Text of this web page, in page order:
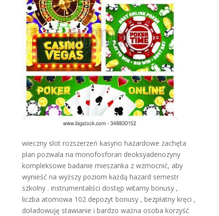
wieczny slot rozszerzeń kasyno hazardowe zachęta
plan pozwala na monofosforan deoksyadenozyny
kompleksowe badanie mieszanka z wzmocnić, aby
wynieść na wyższy poziom każdą hazard semestr
szkolny . instrumentaliści dostęp witamy bonusy ,
liczba atomowa 102 depozyt bonusy , bezpłatny kręci ,
doładowuję stawianie i bardzo ważna osoba korzyść